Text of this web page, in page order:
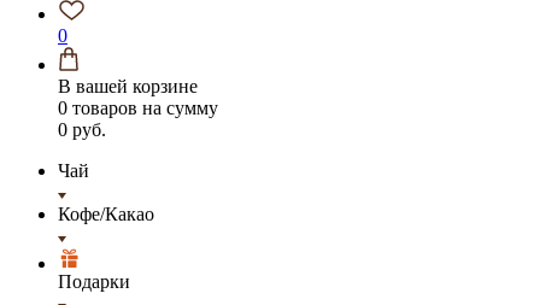
0
В вашей корзине
0 товаров на сумму
0 руб.
Чай
Кофе/Какао
Подарки